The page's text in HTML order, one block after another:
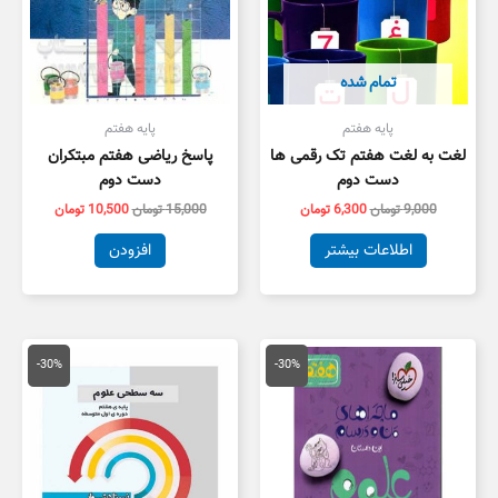
تمام شده
پایه هفتم
لغت به لغت هفتم تک رقمی ها
دست دوم
9,000تومان6,300تومان
اطلاعات بیشتر
پایه هفتم
پاسخ ریاضی هفتم مبتکران
دست دوم
15,000تومان10,500 تومان
افزودن
-30%
قیمت
اصلی
28,000 تومان
بود.
قیمت
فعلی
-30%
12,000 تومان
بود.
قیمت
فعلی